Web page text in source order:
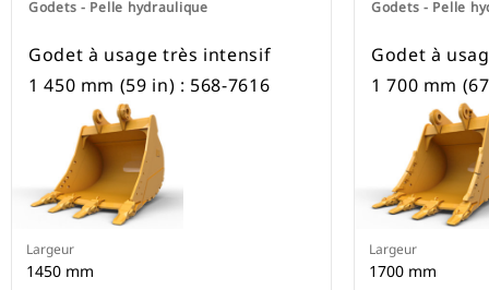
Godets - Pelle hydraulique
Godet à usage très intensif
1 450 mm (59 in) : 568-7616
Largeur
1450 mm
Godets - Pelle
Godet à
1 700 mm
Largeur
1700 mm